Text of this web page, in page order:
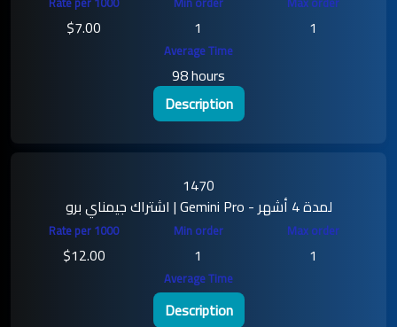
$7.00
1
1
98 hours
Description
1470
اشتراك جيمناي برو | Gemini Pro - لمدة 4 أشهر
$12.00
1 1
Description